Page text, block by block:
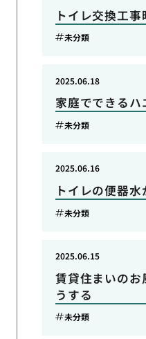
トイレ交換工
未分類
家庭でできる
2025.06.18
未分類
トイレの便器
2025.06.16
未分類
賃貸住まいの
うする
2025.06.15
未分類